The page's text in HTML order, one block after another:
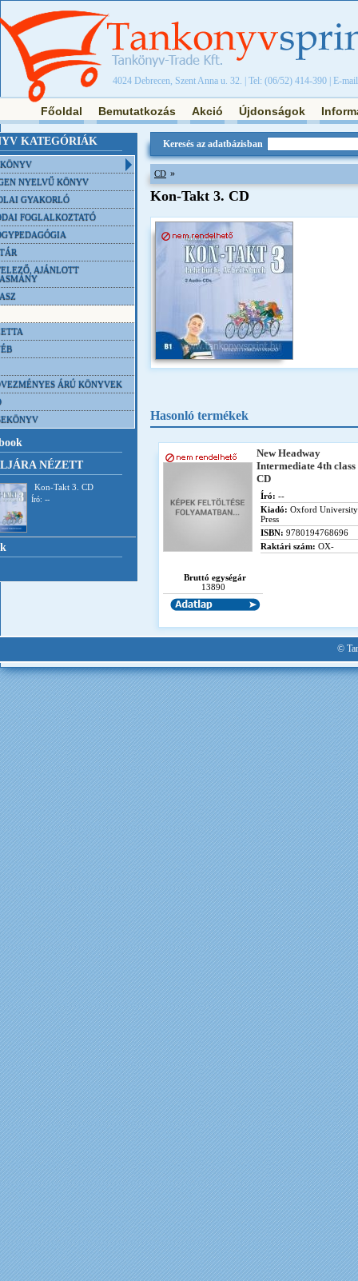
4024 Debrecen, Szent Anna u. 32. | Tel: (06/52) 414-390 | E-
Főoldal Bemutatkozás Akció Újdonságok
KATEGÓRIÁK
NYELVŰ KÖNYV
GYAKORLÓ
FOGLALKOZTATÓ
AJÁNLOTT
ÁRÚ KÖNYVEK
NÉZETT
Kon-Takt 3. CD
Író: --
Keresés az adatbázisban
CD »
Kon-Takt 3. CD
Hasonló termékek
New Headway
Intermediate 4th class
CD
Író: --
Kiadó: Oxford University
Press
ISBN: 9780194768696
Raktári szám: OX-
Bruttó egységár
13890
©